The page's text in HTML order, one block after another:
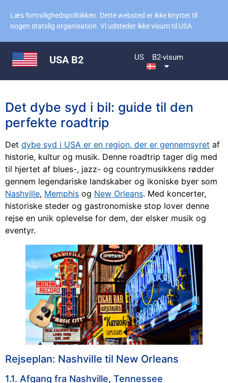
Læs fortrolighedspolitikken. Dette websted er ikke knyttet til
nogen statslig organisation. Vi udsteder ikke visum til USA
USA B2 US B2-visum
Det dybe syd i bil: guide til den
perfekte roadtrip
Det dybe syd i USA er en region, der er gennemsyret af
historie, kultur og musik. Denne roadtrip tager dig med
til hjertet af blues-, jazz- og countrymusikkens rødder
gennem legendariske landskaber og ikoniske byer som
Nashville, Memphis og New Orleans. Med koncerter,
historiske steder og gastronomiske stop lover denne
rejse en unik oplevelse for dem, der elsker musik og
eventyr.
Rejseplan: Nashville til New Orleans
1.1. Afgang fra Nashville, Tennessee